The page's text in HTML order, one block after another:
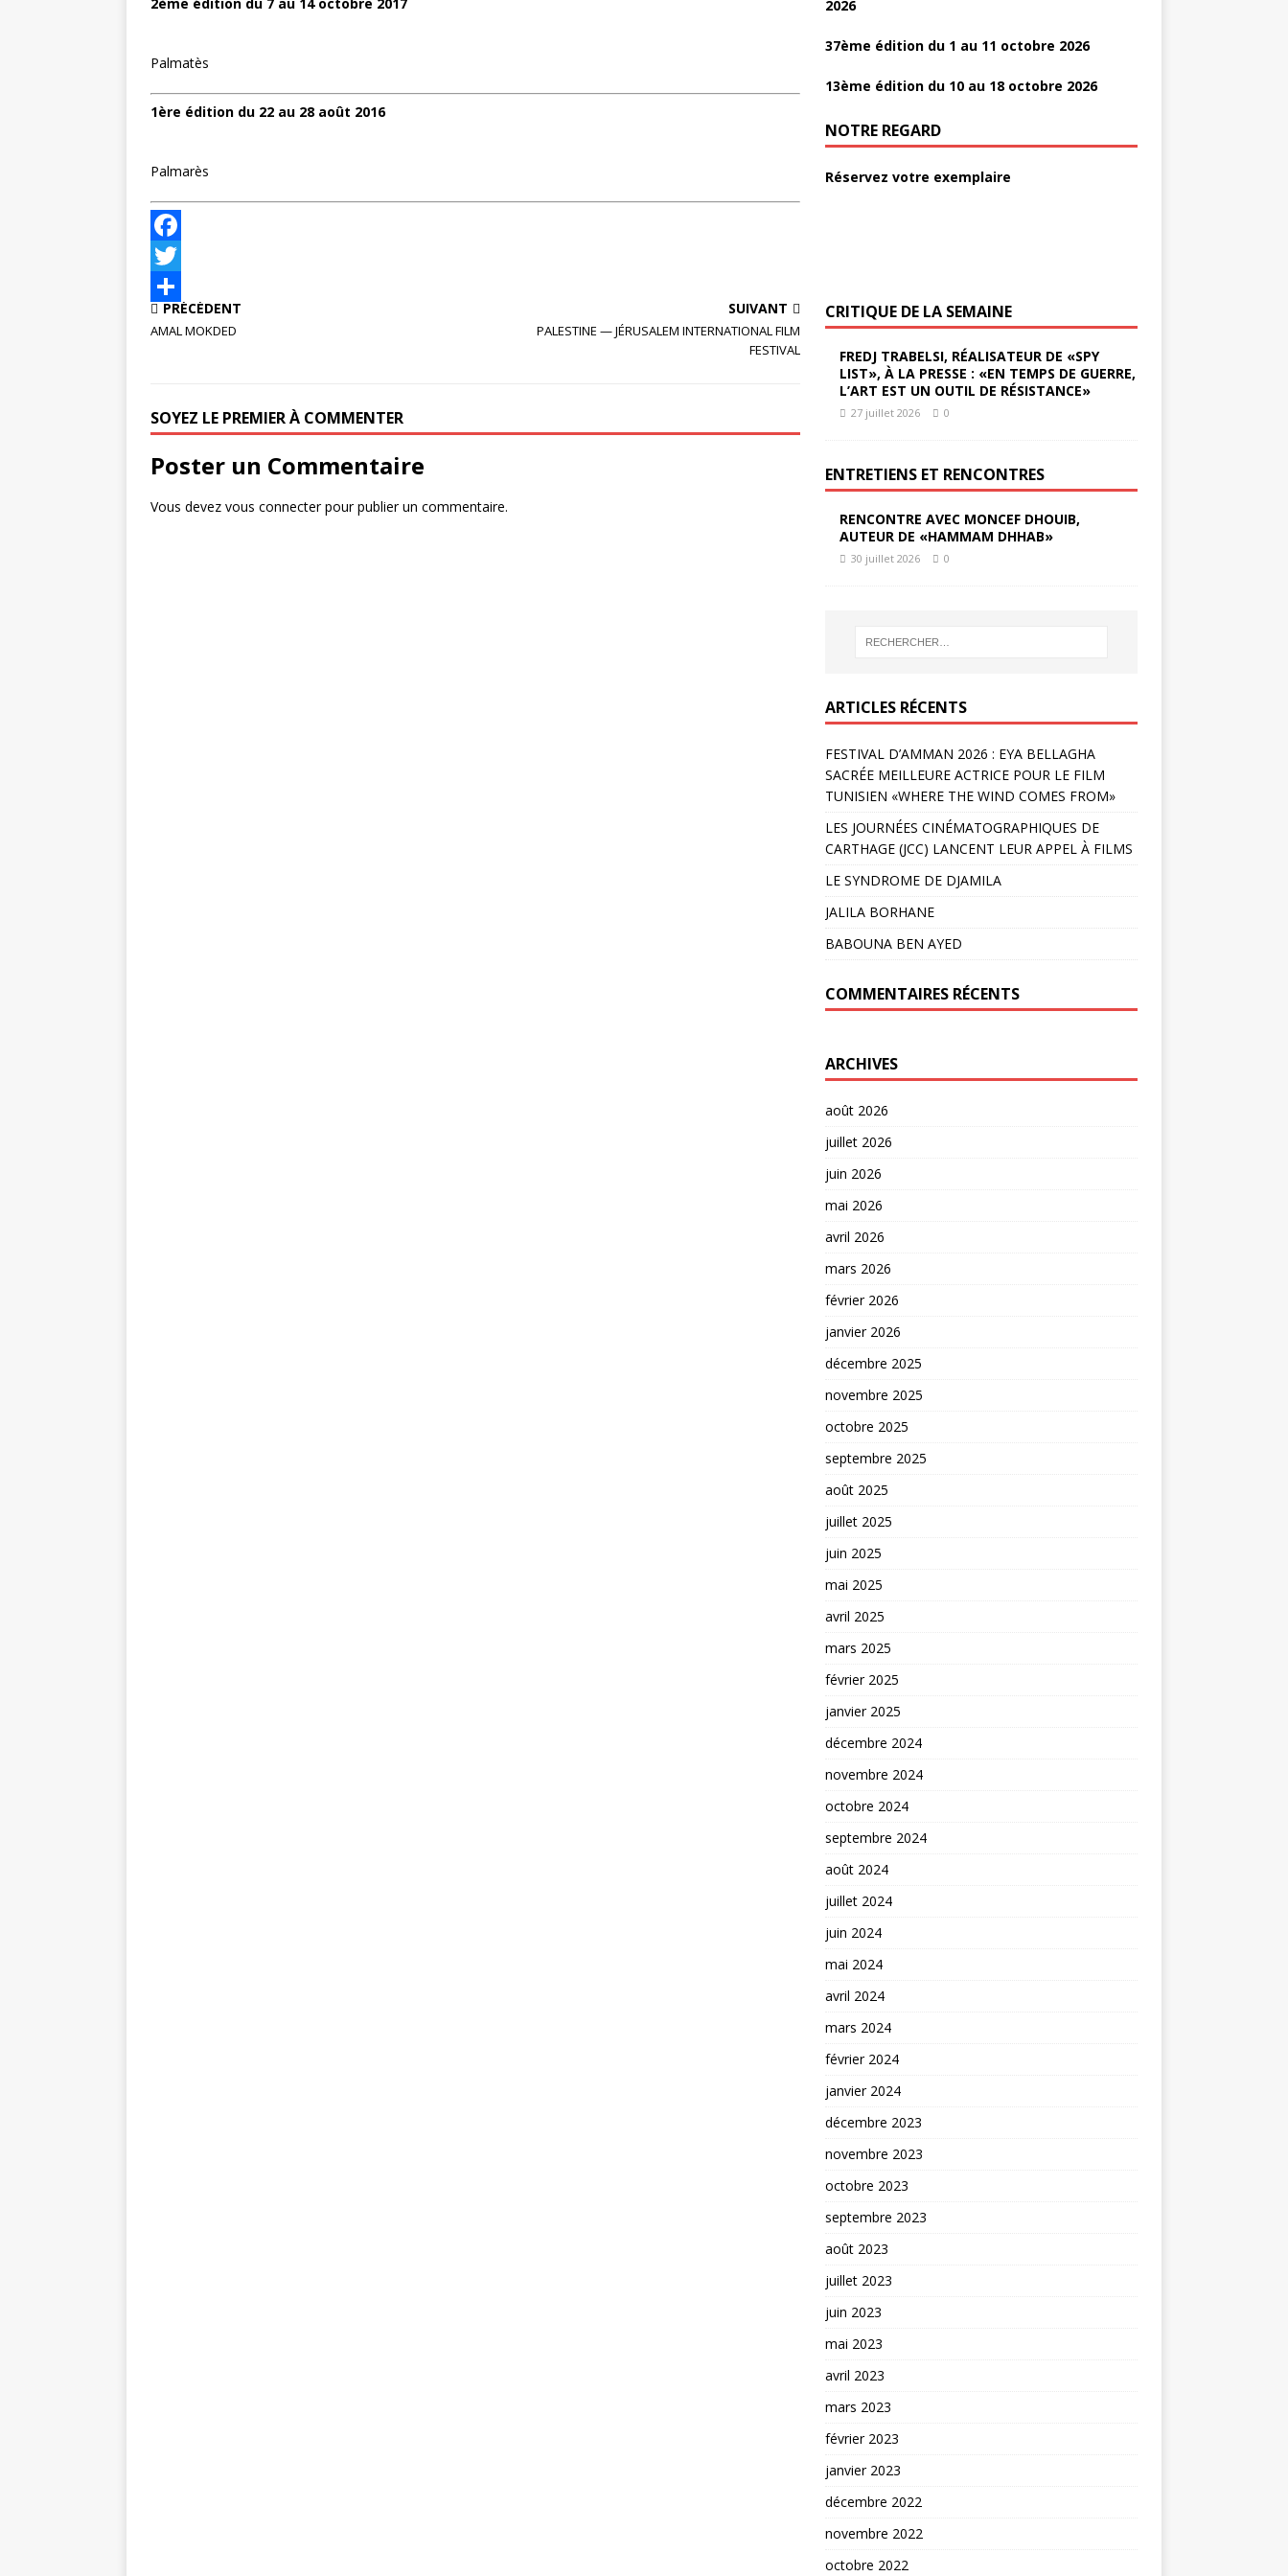
Palmatès
1ère édition du 22 au 28 août 2016
Palmarès
F
a
c
o
o
k
T
w
t
e
r
P
t
a
g
e
PRÉCÉDENT
AMAL MOKDED
SUIVANT
PALESTINE — JÉRUSALEM INTERNATIONAL FILM
FESTIVAL
SOYEZ LE PREMIER À COMMENTER
Poster un Commentaire
Vous devez vous connecterpour publier un commentaire.
2026
37ème édition du 1 au 11 octobre 2026
13ème édition du 10 au 18 octobre 2026
NOTRE REGARD
Réservez votre exemplaire
CRITIQUE DE LA SEMAINE
FREDJ TRABELSI, RÉALISATEUR DE «SPY
LIST», À LA PRESSE : «EN TEMPS DE GUERRE,
L’ART EST UN OUTIL DE RÉSISTANCE»
27 juillet 2026 0
ENTRETIENS ET RENCONTRES
RENCONTRE AVEC MONCEF DHOUIB,
AUTEUR DE «HAMMAM DHHAB»
30 juillet 2026 0
ARTICLES RÉCENTS
FESTIVAL D’AMMAN 2026 : EYA BELLAGHA
SACRÉE MEILLEURE ACTRICE POUR LE FILM
TUNISIEN «WHERE THE WIND COMES FROM»
LES JOURNÉES CINÉMATOGRAPHIQUES DE
CARTHAGE (JCC) LANCENT LEUR APPEL À FILMS
LE SYNDROME DE DJAMILA
JALILA BORHANE
BABOUNA BEN AYED
COMMENTAIRES RÉCENTS
ARCHIVES
août 2026
juillet 2026
juin 2026
mai 2026
avril 2026
mars 2026
février 2026
janvier 2026
décembre 2025
novembre 2025
octobre 2025
septembre 2025
août 2025
juillet 2025
juin 2025
mai 2025
avril 2025
mars 2025
février 2025
janvier 2025
décembre 2024
novembre 2024
octobre 2024
septembre 2024
août 2024
juillet 2024
juin 2024
mai 2024
avril 2024
mars 2024
février 2024
janvier 2024
décembre 2023
novembre 2023
octobre 2023
septembre 2023
août 2023
juillet 2023
juin 2023
mai 2023
avril 2023
mars 2023
février 2023
janvier 2023
décembre 2022
novembre 2022
octobre 2022